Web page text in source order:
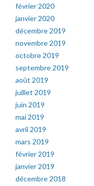
février 2020
janvier 2020
décembre 2019
novembre 2019
octobre 2019
septembre 2019
août 2019
juillet 2019
juin 2019
mai 2019
avril 2019
mars 2019
février 2019
janvier 2019
décembre 2018